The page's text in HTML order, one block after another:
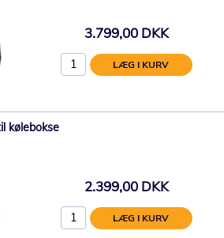
3.799,00 DKK
LÆG I KURV
kølebokse
2.399,00 DKK
LÆG I KURV